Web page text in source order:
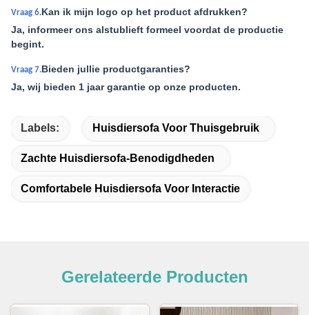
Vraag 6.Kan ik mijn logo op het product afdrukken?
Ja, informeer ons alstublieft formeel voordat de productie
begint.
Vraag 7.Bieden jullie productgaranties?
Ja, wij bieden 1 jaar garantie op onze producten.
Labels: Huisdiersofa Voor Thuisgebruik
Zachte Huisdiersofa-Benodigdheden
Comfortabele Huisdiersofa Voor Interactie
Gerelateerde Producten